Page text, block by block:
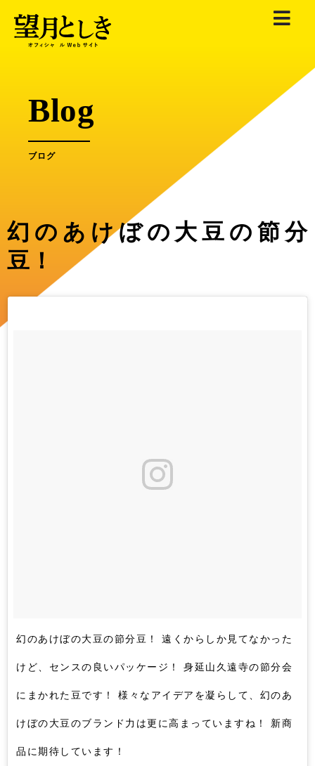
Blog
ブログ
幻のあけぼの大豆の節分
豆！
幻のあけぼの大豆の節分豆！ 遠くからしか見てなかった
けど、センスの良いパッケージ！ 身延山久遠寺の節分会
にまかれた豆です！ 様々なアイデアを凝らして、幻のあ
けぼの大豆のブランド力は更に高まっていますね！ 新商
品に期待しています！